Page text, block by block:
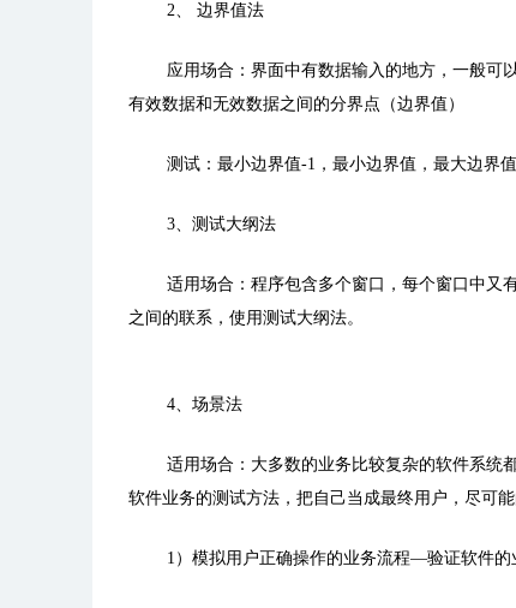
2、 边界值法
应用场合：界面中有数据输入的地方，一般可
有效数据和无效数据之间的分界点（边界值）
测试：最小边界值-1，最小边界值，最大边界
3、测试大纲法
适用场合：程序包含多个窗口，每个窗口中又
之间的联系，使用测试大纲法。
4、场景法
适用场合：大多数的业务比较复杂的软件系统
软件业务的测试方法，把自己当成最终用户，尽可
1）模拟用户正确操作的业务流程—验证软件的